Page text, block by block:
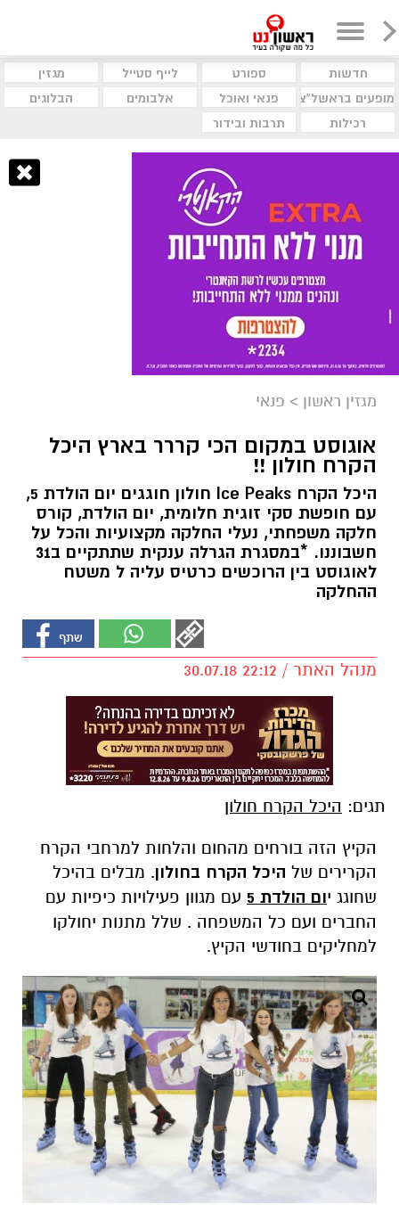
חדשות ספורט לייף סטייל
מגזין
מופעים בראשל"צ
פנאי ואוכל אלבומים
הבלוגים
רכילות
תרבות ובידור
מגזין ראשון > פנאי
אוגוסט במקום הכי קררר בארץ היכל
הקרח חולון !!
היכל הקרח Ice Peaks חולון חוגגים יום הולדת 5,
עם חופשת סקי זוגית חלומית, יום הולדת, קורס
חלקה משפחתי, נעלי החלקה מקצועיות והכל על
חשבוננו. *במסגרת הגרלה ענקית שתתקיים ב31
לאוגוסט בין הרוכשים כרטיס עליה ל משטח
ההחלקה
מנהל האתר / 22:12 30.07.18
תגים: היכל הקרח חולון
הקיץ הזה בורחים מהחום והלחות למרחבי הקרח
הקרירים של היכל הקרח בחולון. מבלים בהיכל
שחוגג יום הולדת 5
עם מגוון פעילויות כיפיות עם
החברים ועם כל המשפחה . שלל מתנות יחולקו
למחליקים בחודשי הקיץ.